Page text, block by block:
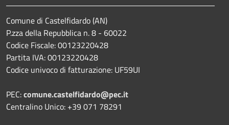
Comune di Castelfidardo (AN)
P.zza della Repubblica n. 8 - 60022
Codice Fiscale: 00123220428
Partita IVA: 00123220428
Codice univoco di fatturazione: UF59UI
PEC:comune.castelfidardo@pec.it
Centralino Unico: +39 071 78291